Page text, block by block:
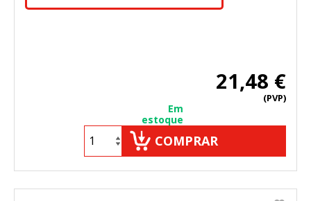
21,48 €
(PVP)
Em
estoque
COMPRAR